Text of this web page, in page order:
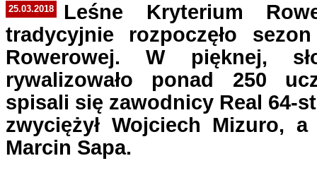
25.03.2018
Leśne Kryterium
tradycyjnie rozpoczęło
Rowerowej. W pięknej,
rywalizowało ponad 250
spisali się zawodnicy Real 64-
zwyciężył Wojciech Mizuro,
Marcin Sapa.